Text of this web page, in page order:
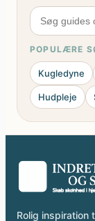
POPULÆRE
Kugledyne
Hudpleje
Rolig inspiration